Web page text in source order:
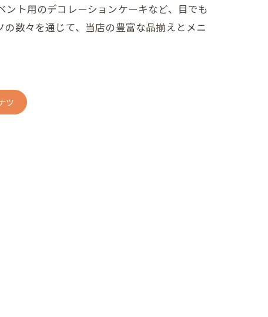
ト用のデコレーションケーキなど、目でも
数々を通じて、当店の豊富な品揃えとメニ
ツ